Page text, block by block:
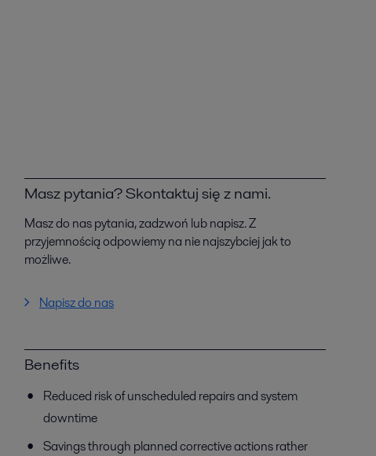
Masz pytania? Skontaktuj się z nami.
Masz do nas pytania, zadzwoń lub napisz. Z
przyjemnością odpowiemy na nie najszybciej jak to
możliwe.
Napisz do nas
Benefits
Reduced risk of unscheduled repairs and system
downtime
Savings through planned corrective actions rather